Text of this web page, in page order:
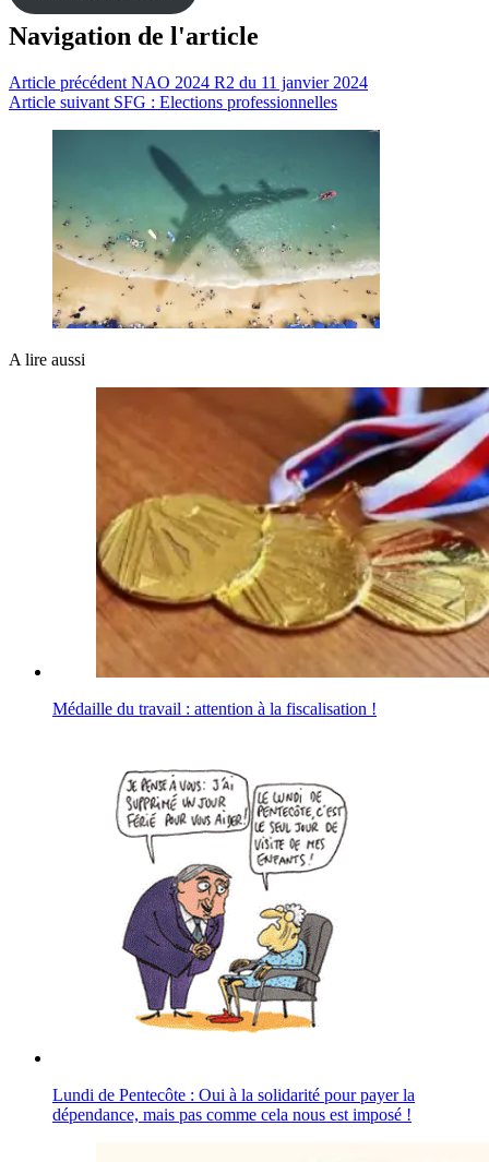
Navigation de l'article
Article précédent NAO 2024 R2 du 11 janvier 2024
Article suivant SFG : Elections professionnelles
A lire aussi
Médaille du travail : attention à la fiscalisation !
Lundi de Pentecôte : Oui à la solidarité pour payer la
dépendance, mais pas comme cela nous est imposé !